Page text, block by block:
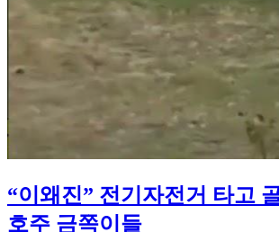
“이왜진” 전기자전거 타고
호주 금쪽이들